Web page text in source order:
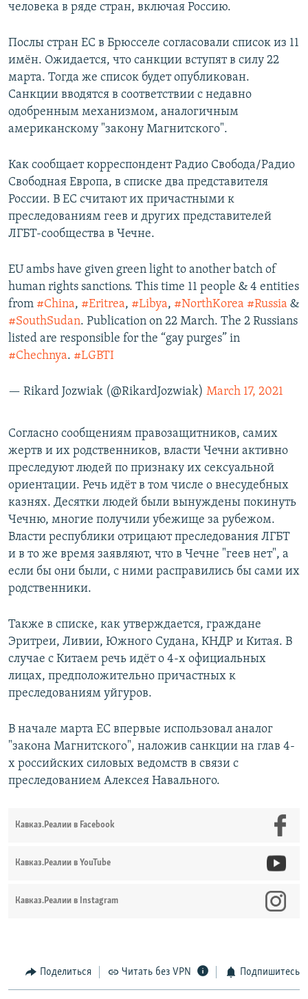
человека в ряде стран, включая Россию.
Послы стран ЕС в Брюсселе согласовали список из 11
имён. Ожидается, что санкции вступят в силу 22
марта. Тогда же список будет опубликован.
Санкции вводятся в соответствии с недавно
одобренным механизмом, аналогичным
американскому "закону Магнитского".
Как сообщает корреспондент Радио Свобода/Радио
Свободная Европа, в списке два представителя
России. В ЕС считают их причастными к
преследованиям геев и других представителей
ЛГБТ-сообщества в Чечне.
EU ambs have given green light to another batch of
human rights sanctions. This time 11 people & 4 entities
from #China, #Eritrea, #Libya, #NorthKorea #Russia &
#SouthSudan. Publication on 22 March. The 2 Russians
listed are responsible for the “gay purges” in
#Chechnya. #LGBTI
— Rikard Jozwiak (@RikardJozwiak) March 17, 2021
Согласно сообщениям правозащитников, самих
жертв и их родственников, власти Чечни активно
преследуют людей по признаку их сексуальной
ориентации. Речь идёт в том числе о внесудебных
казнях. Десятки людей были вынуждены покинуть
Чечню, многие получили убежище за рубежом.
Власти республики отрицают преследования ЛГБТ
и в то же время заявляют, что в Чечне "геев нет", а
если бы они были, с ними расправились бы сами их
родственники.
Также в списке, как утверждается, граждане
Эритреи, Ливии, Южного Судана, КНДР и Китая. В
случае с Китаем речь идёт о 4-х официальных
лицах, предположительно причастных к
преследованиям уйгуров.
В начале марта ЕС впервые использовал аналог
"закона Магнитского", наложив санкции на глав 4-
х российских силовых ведомств в связи с
преследованием Алексея Навального.
Кавказ.Реалии в Facebook
Кавказ.Реалии в YouTube
Кавказ.Реалии в Instagram
Поделиться Читать без VPN Подпишитесь